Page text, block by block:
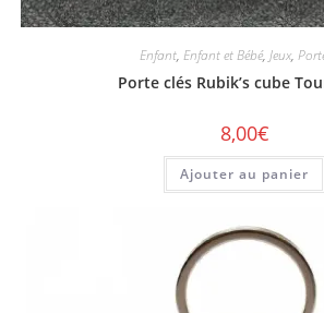
Enfant, Enfant et Bébé, Jeux,
Porte clés Rubik’s cube
8,00€
Ajouter au panier